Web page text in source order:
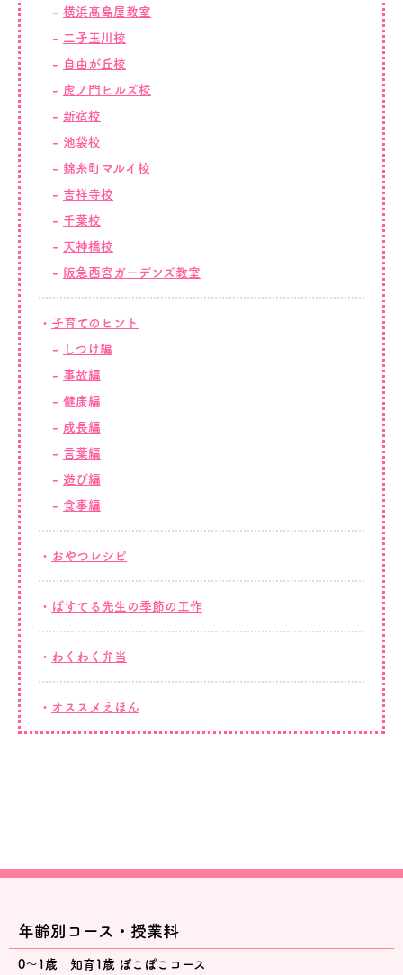
横浜髙島屋教室
二子玉川校
自由が丘校
虎ノ門ヒルズ校
新宿校
池袋校
錦糸町マルイ校
吉祥寺校
千葉校
天神橋校
阪急西宮ガーデンズ教室
子育てのヒント
しつけ編
事故編
健康編
成長編
言葉編
遊び編
食事編
おやつレシピ
ぱすてる先生の季節の工作
わくわく弁当
オススメえほん
年齢別コース・授業料
0～1歳 知育1歳 ぽこぽこコース